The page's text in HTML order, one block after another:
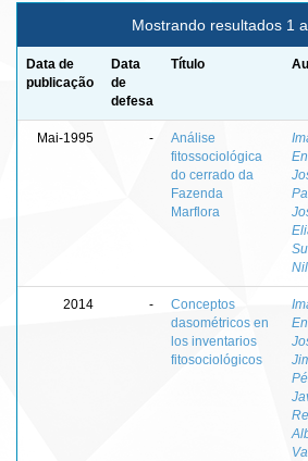
Mostrando resultados 1
Data de
publicação
Data
de
defesa
Título
Mai-1995 -
Análise
fitossociológica
do cerrado da
Fazenda
Marflora
2014 -
Conceptos
dasométricos en
los inventarios
fitosociológicos